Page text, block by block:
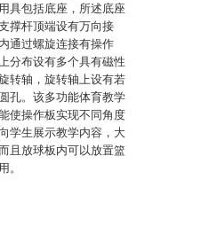
具包括底座，所述底座
撑杆顶端设有万向接
通过螺旋连接有操作
分布设有多个具有磁性
转轴，旋转轴上设有若
孔。该多功能体育教学
使操作板实现不同角度
学生展示教学内容，大
且放球板内可以放置篮
。